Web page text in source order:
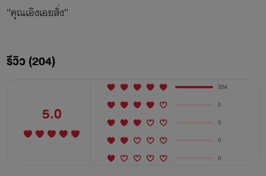
“คุณเอิงเอยสั่ง”
รีวิว (204)
5.0
204
0
0
0
0